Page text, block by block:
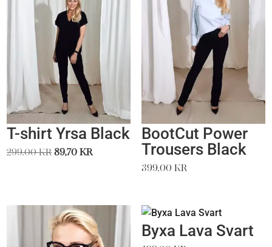
T-shirt Yrsa Black
299,00krDet
299,00 kr.
89,70krDet
nuvarande
89,70 kr.
BootCut Power
Trousers Black
399,00 kr
Byxa Lava Svart